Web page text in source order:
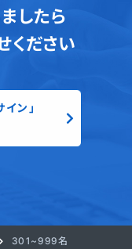
したら
ください
ン」
301~999名